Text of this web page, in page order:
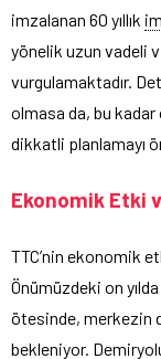
imzalanan 60 yıllık
yönelik uzun vadeli
vurgulamaktadır.
olmasa da, bu kadar
dikkatli planlamayı
Ekonomik Etki
TTC’nin ekonomik
Önümüzdeki on
ötesinde, merkezin
bekleniyor.